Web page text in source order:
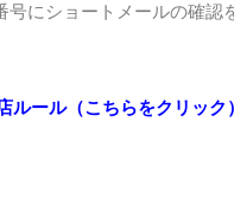
号にショートメールの確認
ルール（こちらをクリック）